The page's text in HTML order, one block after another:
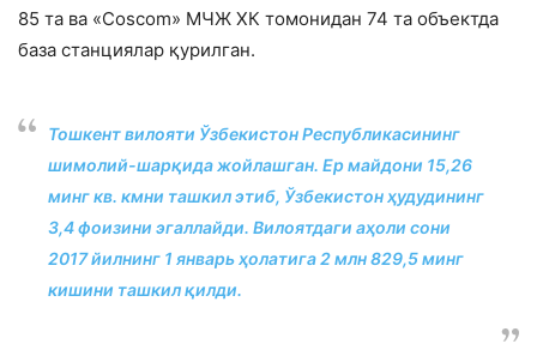
85 та ва «Coscom» МЧЖ ХК томонидан 74 та объектда
база станциялар қурилган.
Тошкент вилояти Ўзбекистон Республикасининг
шимолий-шарқида жойлашган. Ер майдони 15,26
минг кв. кмни ташкил этиб, Ўзбекистон ҳудудининг
3,4 фоизини эгаллайди. Вилоятдаги аҳоли сони
2017 йилнинг 1 январь ҳолатига 2 млн 829,5 минг
кишини ташкил қилди.